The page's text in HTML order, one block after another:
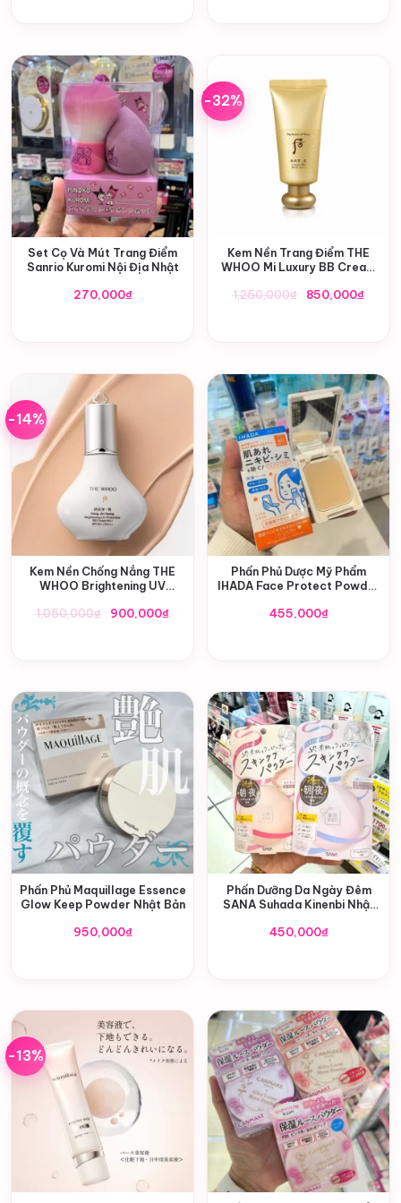
Set Cọ Và Mút Trang Điểm
Sanrio Kuromi Nội Địa Nhật
270,000₫
-32%
Kem Nền Trang Điểm THE
WHOO Mi Luxury BB Cream
1,250,000₫
Giá
850,000₫Giá
-14%
Kem Nền Chống Nắng THE
WHOO Brightening UV
1,050,000₫
Giá
900,000₫Giá
Phấn Phủ Dược Mỹ Phẩm
IHADA Face Protect Powder
455,000₫
Phấn Phủ Maquillage Essence
Glow Keep Powder Nhật Bản
950,000₫
Phấn Dưỡng Da Ngày Đêm
SANA Suhada Kinenbi Nhật
450,000₫
-13%